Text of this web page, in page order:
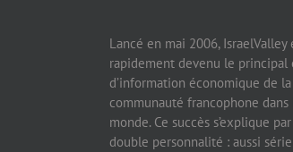
Lancé en mai 2006, IsraelValley
rapidement devenu le principal
d’information économique de la
communauté francophone dans
monde. Ce succès s’explique
double personnalité : aussi